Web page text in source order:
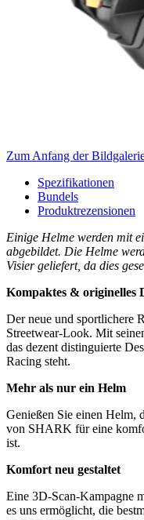
Zum Anfang der
Spezifikationen
Bundels
Produktrezensionen
Einige Helme werden mit
abgebildet. Die Helme
Visier geliefert, da dies
Kompaktes & originelles
Der neue und sportlichere
Streetwear-Look. Mit
das dezent distinguierte
Racing steht.
Mehr als nur ein Helm
Genießen Sie einen Helm,
von SHARK für eine
ist.
Komfort neu gestaltet
Eine 3D-Scan-Kampagne
es uns ermöglicht, die